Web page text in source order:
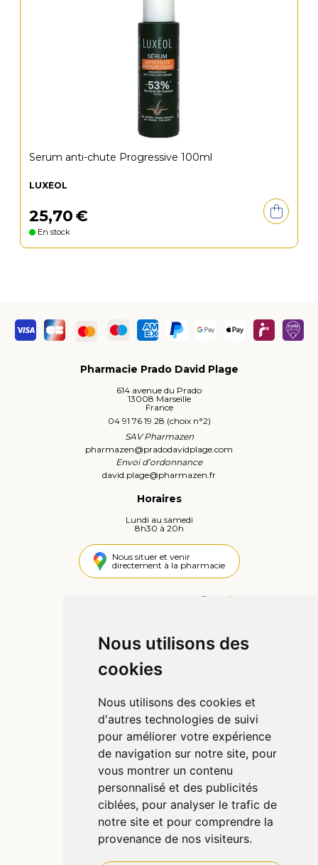
Nous utilisons des
cookies
Nous utilisons des cookies et
d'autres technologies de suivi
pour améliorer votre expérience
de navigation sur notre site, pour
vous montrer un contenu
personnalisé et des publicités
ciblées, pour analyser le trafic de
notre site et pour comprendre la
provenance de nos visiteurs.
Serum anti-chute Progressive 100ml
LUXÉOL
25,70€
En stock
Pharmacie Prado David Plage
614 avenue du Prado
13008 Marseille
France
04 91 76 19 28 (choix n°2)
SAV Pharmazen
pharmazen@pradodavidplage.com
Envoi d’ordonnance
david.plage@pharmazen.fr
Horaires
Lundi au samedi
8h30 à 20h
Nous situer et venir
directement à la pharmacie
Informations
Qui sommes-nous ?
Déclarer un effet indésirable
Mentions légales
CGV
Données personnelles
Cookies
Préférences Cookies